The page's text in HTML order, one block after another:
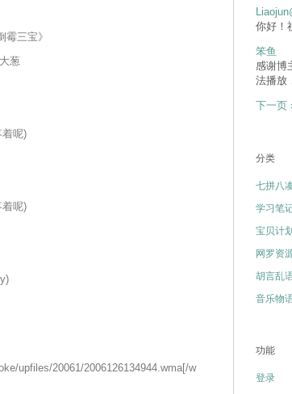
三宝》
葱
呢)
呢)
upfiles/20061/2006126134944.wma[/w
你好！
笨鱼
感谢博
法播放
下一页
分类
七拼八
学习笔
宝贝计
网罗资
胡言乱
音乐物
功能
登录